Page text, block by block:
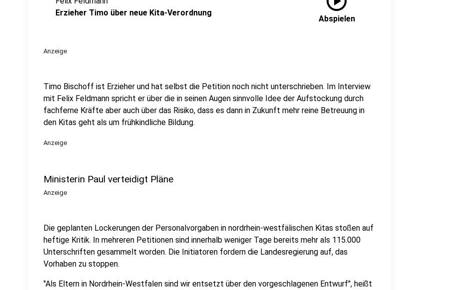
Erzieher Timo über neue Kita-Verordnung
Abspielen
Anzeige
Timo Bischoff ist Erzieher und hat selbst die Petition noch nicht unterschrieben. Im Interview
mit Felix Feldmann spricht er über die in seinen Augen sinnvolle Idee der Aufstockung durch
fachferne Kräfte aber auch über das Risiko, dass es dann in Zukunft mehr reine Betreuung in
den Kitas geht als um frühkindliche Bildung.
Anzeige
Ministerin Paul verteidigt Pläne
Anzeige
Die geplanten Lockerungen der Personalvorgaben in nordrhein-westfälischen Kitas stoßen auf
heftige Kritik. In mehreren Petitionen sind innerhalb weniger Tage bereits mehr als 115.000
Unterschriften gesammelt worden. Die Initiatoren fordern die Landesregierung auf, das
Vorhaben zu stoppen.
"Als Eltern in Nordrhein-Westfalen sind wir entsetzt über den vorgeschlagenen Entwurf", heißt